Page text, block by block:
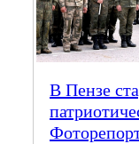
В Пензе